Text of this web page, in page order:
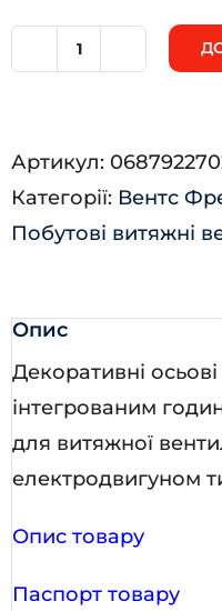
Лайт
кількість
Артикул:
Категорії: Вентс
Побутові витяжні
Опис
Декоративні
інтегрованим
для витяжної
електродвигуном
Опис товару
Паспорт товару